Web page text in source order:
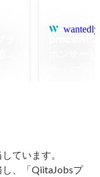
ています。
、「QiitaJobsプ